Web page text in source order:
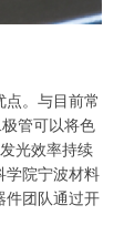
点。与目前常
管可以将色
光效率持续
学院宁波材料
件团队通过开